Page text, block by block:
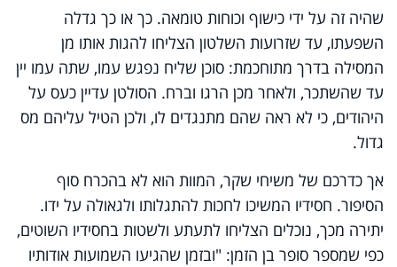
שהיה זה על ידי כישוף וכוחות טומאה. כך או כך גדלה
השפעתו, עד שזרועות השלטון הצליחו להגות אותו מן
המסילה בדרך מתוחכמת: סוכן שליח נפגש עמו, שתה עמו יין
עד שהשתכר, ולאחר מכן הרגו וברח. הסולטן עדיין כעס על
היהודים, כי לא ראה שהם מתנגדים לו, ולכן הטיל עליהם מס
גדול.
אך כדרכם של משיחי שקר, המוות הוא לא בהכרח סוף
הסיפור. חסידיו המשיכו לחכות להתגלותו ולגאולה על ידו.
יתירה מכך, נוכלים הצליחו לתעתע ולשטות בחסידיו השוטים,
כפי שמספר סופר בן הזמן: "ובזמן שהגיעו השמועות אודותיו